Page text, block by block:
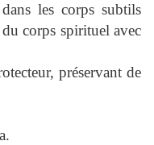
les corps subtils
corps spirituel avec
préservant de